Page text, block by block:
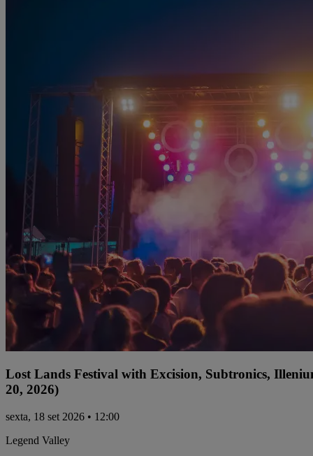
Lost Lands Festival with Excision, Subtronics,
20, 2026)
sexta, 18 set 2026 • 12:00
Legend Valley